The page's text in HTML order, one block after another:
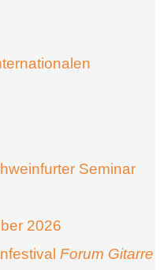
Seminar
2026
Forum Gitarre